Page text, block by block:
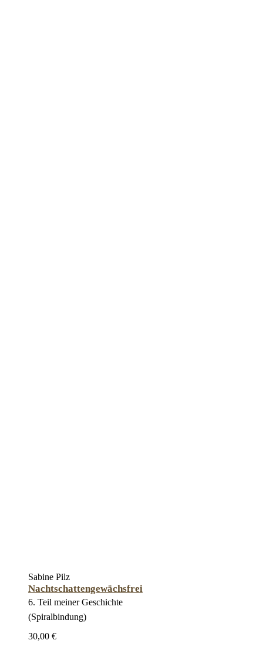
Sabine Pilz
Nachtschattengewächsfrei
6. Teil meiner Geschichte
(Spiralbindung)
30,00 €